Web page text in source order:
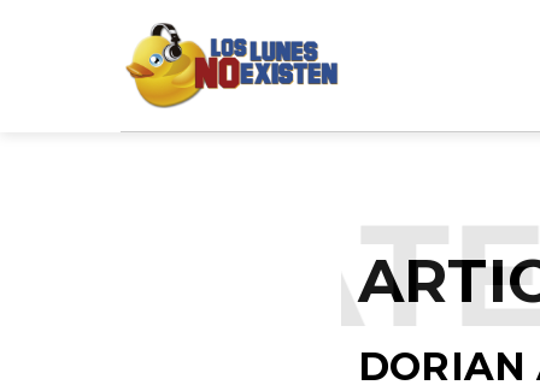
DORIAN